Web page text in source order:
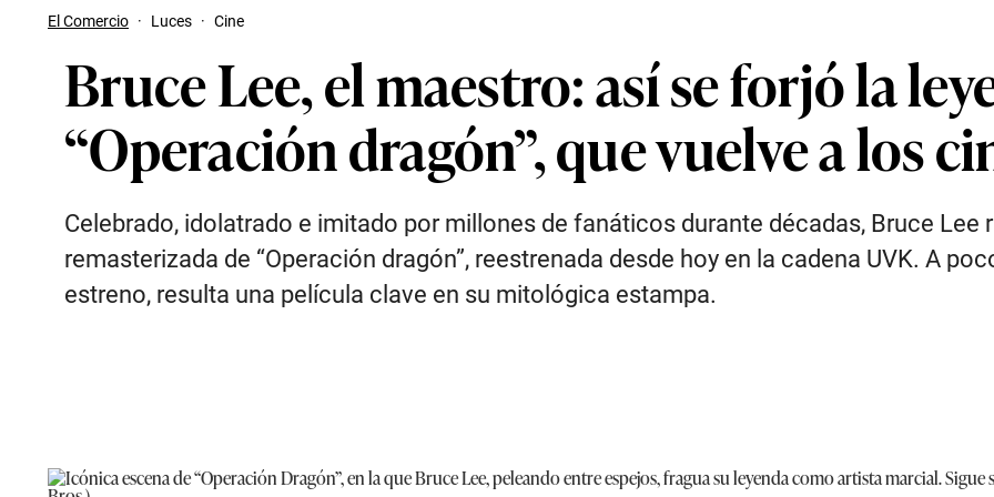
El Comercio · Luces · Cine
Bruce Lee, el maestro: así se forjó la
“Operación dragón”, que vuelve a los
Celebrado, idolatrado e imitado por millones de fanáticos durante décadas, Bruce Lee
remasterizada de “Operación dragón”, reestrenada desde hoy en la cadena UVK. A
estreno, resulta una película clave en su mitológica estampa.